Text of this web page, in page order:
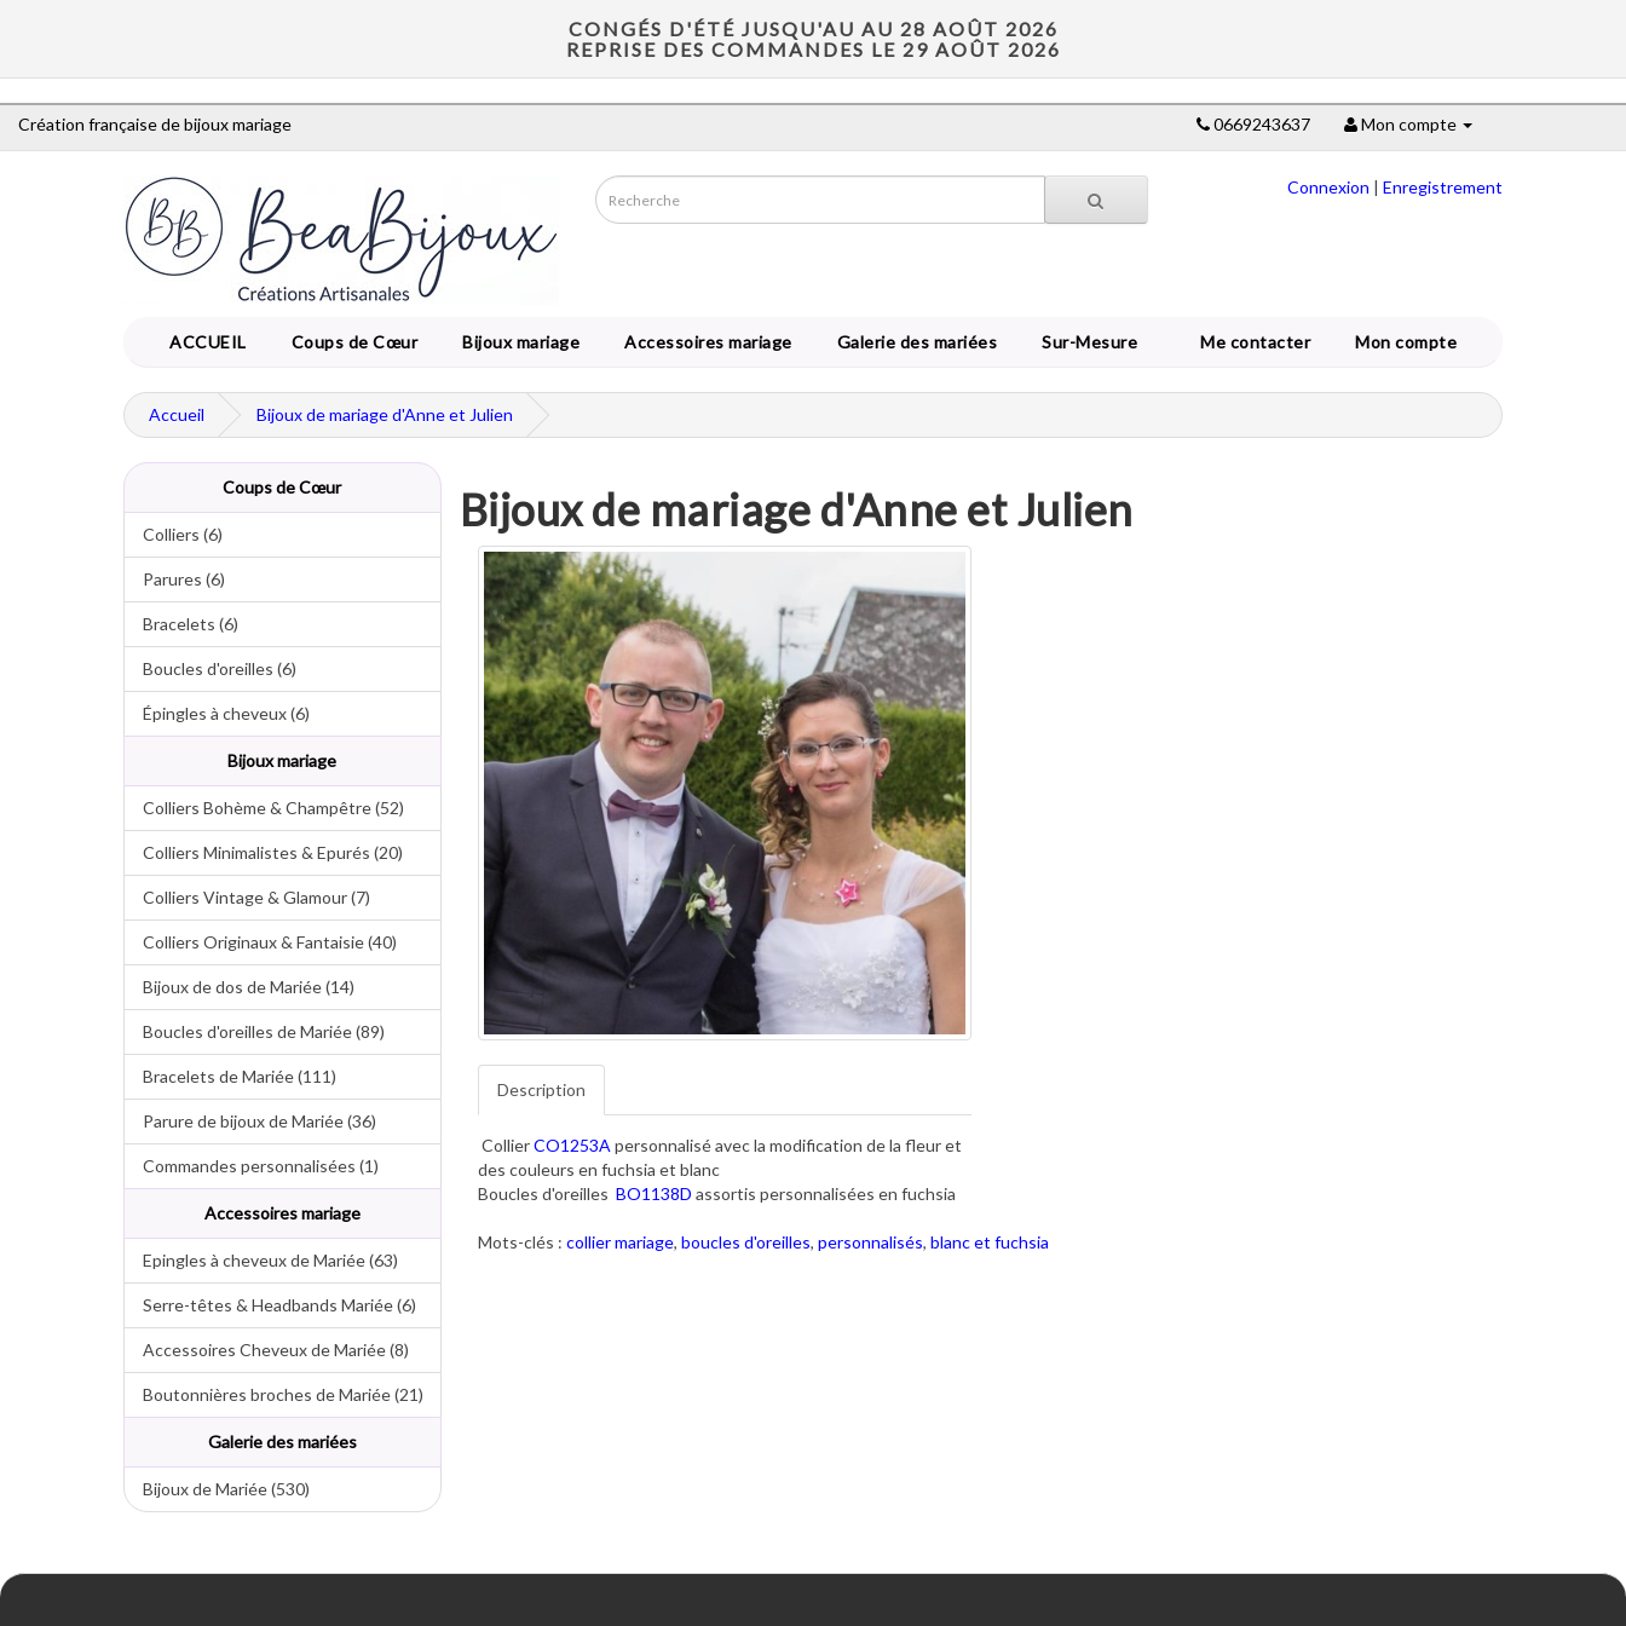
CONGÉS D'ÉTÉ JUSQU'AU AU 28 AOÛT 2026
REPRISE DES COMMANDES LE 29 AOÛT 2026
Création française de bijoux mariage 0669243637 Mon compte
Connexion | Enregistrement
ACCUEIL Coups de Cœur Bijoux mariage Accessoires mariage Galerie des mariées Sur-Mesure Me contacter Mon compte
Accueil Bijoux de mariage d'Anne et Julien
Coups de Cœur
Colliers (6)
Parures (6)
Bracelets (6)
Boucles d'oreilles (6)
Épingles à cheveux (6)
Bijoux mariage
Colliers Bohème & Champêtre (52)
Colliers Minimalistes & Epurés (20)
Colliers Vintage & Glamour (7)
Colliers Originaux & Fantaisie (40)
Bijoux de dos de Mariée (14)
Boucles d'oreilles de Mariée (89)
Bracelets de Mariée (111)
Parure de bijoux de Mariée (36)
Commandes personnalisées (1)
Accessoires mariage
Epingles à cheveux de Mariée (63)
Serre-têtes & Headbands Mariée (6)
Accessoires Cheveux de Mariée (8)
Boutonnières broches de Mariée (21)
Galerie des mariées
Bijoux de Mariée (530)
Bijoux de mariage d'Anne et Julien
Description
CollierCO1253A personnalisé avec la modification de la fleur et
des couleurs en fuchsia et blanc
Boucles d'oreilles BO1138D assortis personnalisées en fuchsia
Mots-clés : collier mariage, boucles d'oreilles, personnalisés, blanc et fuchsia